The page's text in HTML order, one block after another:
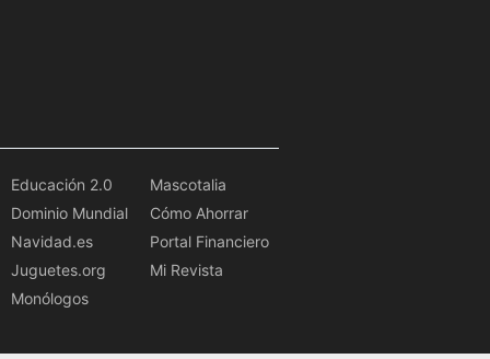
Educación 2.0
Dominio Mundial
Navidad.es
Juguetes.org
Monólogos
Mascotalia
Cómo Ahorrar
Portal Financiero
Mi Revista